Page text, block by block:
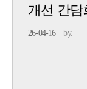
개선 간담
26-04-16by.